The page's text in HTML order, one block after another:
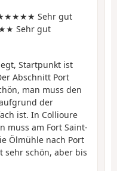
Sehr gut
Sehr gut
Startpunkt ist
Abschnitt Port
man muss den
der
ist. In Collioure
muss am Fort Saint-
Ölmühle nach Port
sehr schön, aber bis